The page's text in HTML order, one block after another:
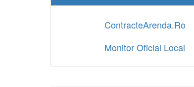
ContracteArenda.Ro
Monitor Oficial Local